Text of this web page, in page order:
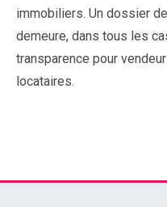
immobiliers. Un dossier
demeure, dans tous les
transparence pour
locataires.